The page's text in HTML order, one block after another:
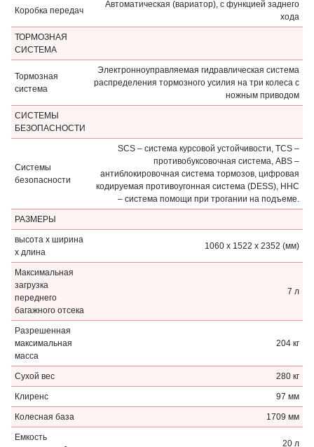
Коробка передач
Автоматическая (вариатор), с функцией заднего
хода
ТОРМОЗНАЯ
СИСТЕМА
Тормозная
система
Электронноуправляемая гидравлическая система
распределения тормозного усилия на три колеса с
ножным приводом
СИСТЕМЫ
БЕЗОПАСНОСТИ
Системы
безопасности
SCS – система курсовой устойчивости, TCS –
противобуксовочная система, ABS –
антиблокировочная система тормозов, цифровая
кодируемая противоугонная система (DESS), HHC
– система помощи при трогании на подъеме.
РАЗМЕРЫ
высота х ширина
х длина
1060 x 1522 x 2352 (мм)
Максимальная
загрузка
переднего
багажного отсека
7 л
Разрешенная
максимальная
масса
204 кг
Сухой вес 280 кг
Клиренс 97 мм
Колесная база 1709 мм
Емкость
20 л